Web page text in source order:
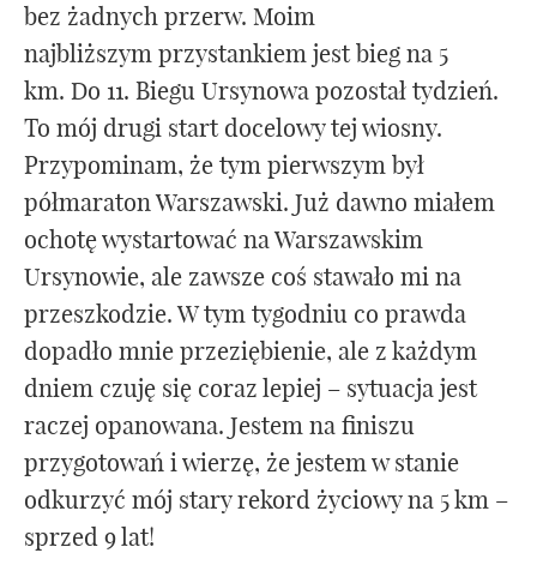
bez żadnych przerw. Moim
najbliższym przystankiem jest bieg na 5
km. Do 11. Biegu Ursynowa pozostał tydzień.
To mój drugi start docelowy tej wiosny.
Przypominam, że tym pierwszym był
półmaraton Warszawski. Już dawno miałem
ochotę wystartować na Warszawskim
Ursynowie, ale zawsze coś stawało mi na
przeszkodzie. W tym tygodniu co prawda
dopadło mnie przeziębienie, ale z każdym
dniem czuję się coraz lepiej – sytuacja jest
raczej opanowana. Jestem na finiszu
przygotowań i wierzę, że jestem w stanie
odkurzyć mój stary rekord życiowy na 5 km –
sprzed 9 lat!